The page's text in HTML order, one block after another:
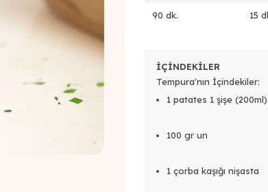
90 dk. 15
İÇİNDEKİLER
Tempura'nın İçindekiler:
1 patates 1 şişe
100 gr un
1 çorba kaşığı nişasta